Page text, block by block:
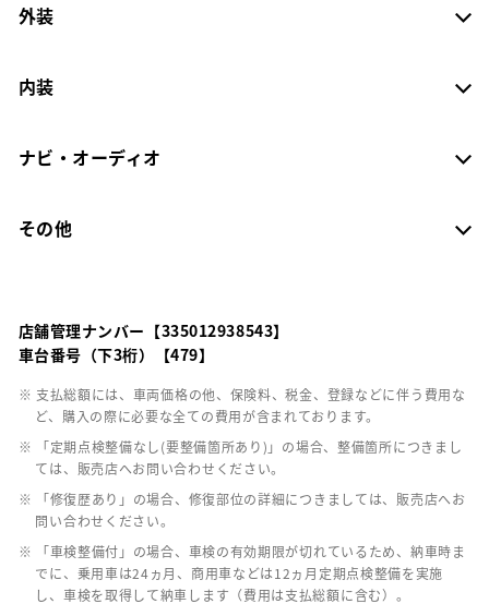
外装
内装
ナビ・オーディオ
その他
店舗管理ナンバー【335012938543】
車台番号（下3桁）【479】
※ 支払総額には、車両価格の他、保険料、税金、登録などに伴う費用な
ど、購入の際に必要な全ての費用が含まれております。
※ 「定期点検整備なし(要整備箇所あり)」の場合、整備箇所につきまし
ては、販売店へお問い合わせください。
※ 「修復歴あり」の場合、修復部位の詳細につきましては、販売店へお
問い合わせください。
※ 「車検整備付」の場合、車検の有効期限が切れているため、納車時ま
でに、乗用車は24ヵ月、商用車などは12ヵ月定期点検整備を実施
し、車検を取得して納車します（費用は支払総額に含む）。